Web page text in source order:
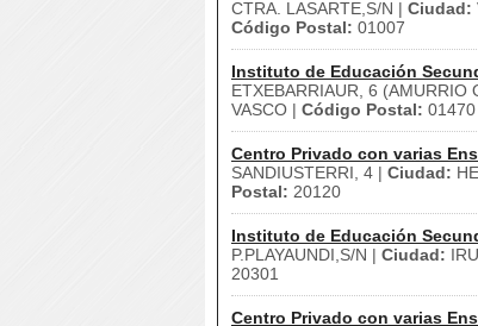
CTRA. LASARTE,S/N | Ciudad:
Código Postal: 01007
Instituto de Educación
ETXEBARRIAUR, 6 (AMURRIO
VASCO | Código Postal: 01470
Centro Privado con varias
SANDIUSTERRI, 4 | Ciudad:
Postal: 20120
Instituto de Educación
P.PLAYAUNDI,S/N | Ciudad:
20301
Centro Privado con varias